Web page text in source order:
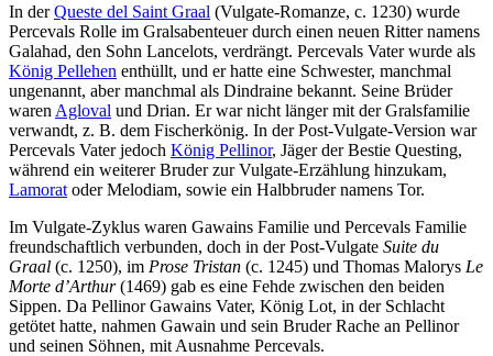
In derQueste del Saint Graal (Vulgate-Romanze, c. 1230) wurde
Percevals Rolle im Gralsabenteuer durch einen neuen Ritter namens
Galahad, den Sohn Lancelots, verdrängt. Percevals Vater wurde als
König Pellehen enthüllt, und er hatte eine Schwester, manchmal
ungenannt, aber manchmal als Dindraine bekannt. Seine Brüder
waren Agloval und Drian. Er war nicht länger mit der Gralsfamilie
verwandt, z. B. dem Fischerkönig. In der Post-Vulgate-Version war
Percevals Vater jedoch König Pellinor, Jäger der Bestie Questing,
während ein weiterer Bruder zur Vulgate-Erzählung hinzukam,
Lamorat oder Melodiam, sowie ein Halbbruder namens Tor.
Im Vulgate-Zyklus waren Gawains Familie und Percevals Familie
freundschaftlich verbunden, doch in der Post-Vulgate Suite du
Graal (c. 1250), im Prose Tristan (c. 1245) und Thomas Malorys Le
Morte d’Arthur(1469) gab es eine Fehde zwischen den beiden
Sippen. Da Pellinor Gawains Vater, König Lot, in der Schlacht
getötet hatte, nahmen Gawain und sein Bruder Rache an Pellinor
und seinen Söhnen, mit Ausnahme Percevals.